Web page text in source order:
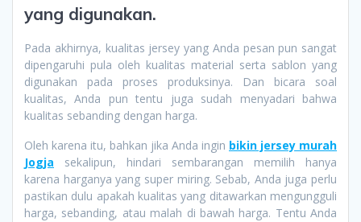
yang digunakan.
Pada akhirnya, kualitas jersey yang Anda pesan pun sangat
dipengaruhi pula oleh kualitas material serta sablon yang
digunakan pada proses produksinya. Dan bicara soal
kualitas, Anda pun tentu juga sudah menyadari bahwa
kualitas sebanding dengan harga.
Oleh karena itu, bahkan jika Anda ingin bikin jersey murah
Jogja sekalipun, hindari sembarangan memilih hanya
karena harganya yang super miring. Sebab, Anda juga perlu
pastikan dulu apakah kualitas yang ditawarkan mengungguli
harga, sebanding, atau malah di bawah harga. Tentu Anda